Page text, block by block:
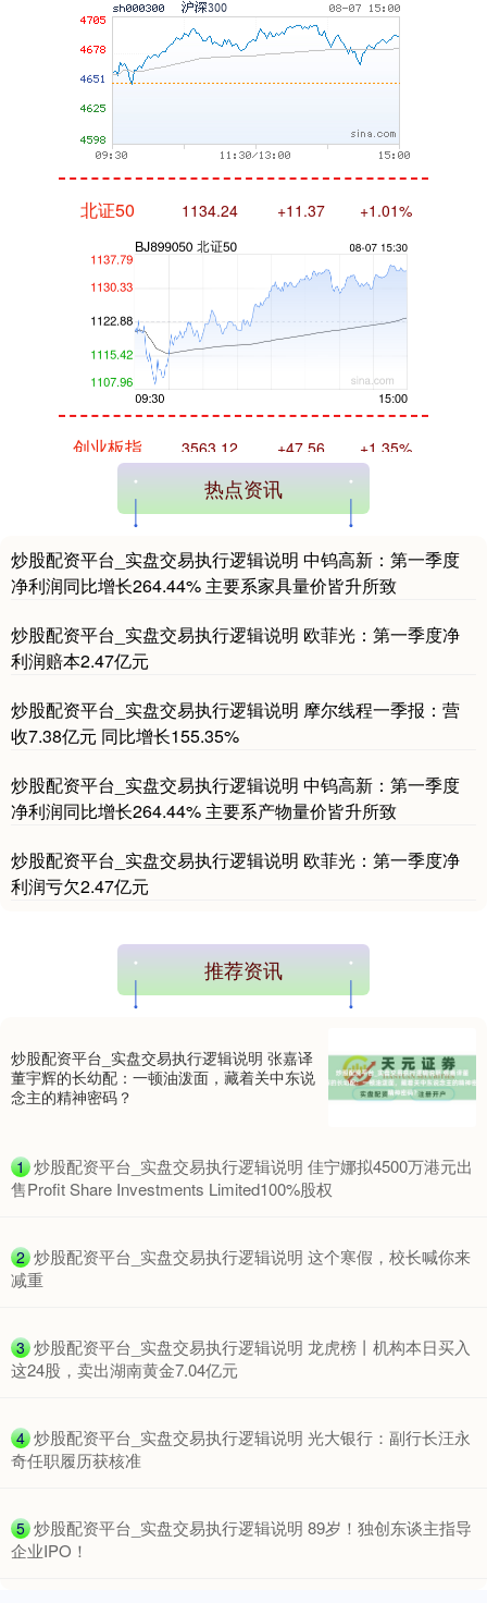
北证50 1134.24 +11.37 +1.01%
创业板指 3563.12 +47.56 +1.35%
基金指数
国债指数
上证综指 3940.04
热点资讯
炒股配资平台_实盘交易执行逻辑说明 中钨高新：第一季度
净利润同比增长264.44% 主要系家具量价皆升所致
炒股配资平台_实盘交易执行逻辑说明 欧菲光：第一季度净
利润赔本2.47亿元
炒股配资平台_实盘交易执行逻辑说明 摩尔线程一季报：营
收7.38亿元 同比增长155.35%
炒股配资平台_实盘交易执行逻辑说明 中钨高新：第一季度
净利润同比增长264.44% 主要系产物量价皆升所致
炒股配资平台_实盘交易执行逻辑说明 欧菲光：第一季度净
利润亏欠2.47亿元
推荐资讯
炒股配资平台_实盘交易执行逻辑说明 张嘉译
董宇辉的长幼配：一顿油泼面，藏着关中东说
念主的精神密码？
1 ​炒股配资平台_实盘交易执行逻辑说明 佳宁娜拟4500万港元出
售Profit Share Investments Limited100%股权
2 ​炒股配资平台_实盘交易执行逻辑说明 这个寒假，校长喊你来
减重
3 ​炒股配资平台_实盘交易执行逻辑说明 龙虎榜丨机构本日买入
这24股，卖出湖南黄金7.04亿元
4 ​炒股配资平台_实盘交易执行逻辑说明 光大银行：副行长汪永
奇任职履历获核准
5 ​炒股配资平台_实盘交易执行逻辑说明 89岁！独创东谈主指导
企业IPO！